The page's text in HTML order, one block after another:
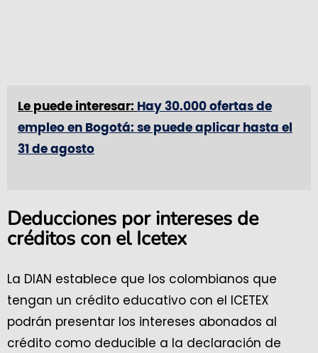
Le puede interesar: Hay 30.000 ofertas de
empleo en Bogotá: se puede aplicar hasta el
31 de agosto
Deducciones por intereses de
créditos con el Icetex
La DIAN establece que los colombianos que
tengan un crédito educativo con el ICETEX
podrán presentar los intereses abonados al
crédito como deducible a la declaración de